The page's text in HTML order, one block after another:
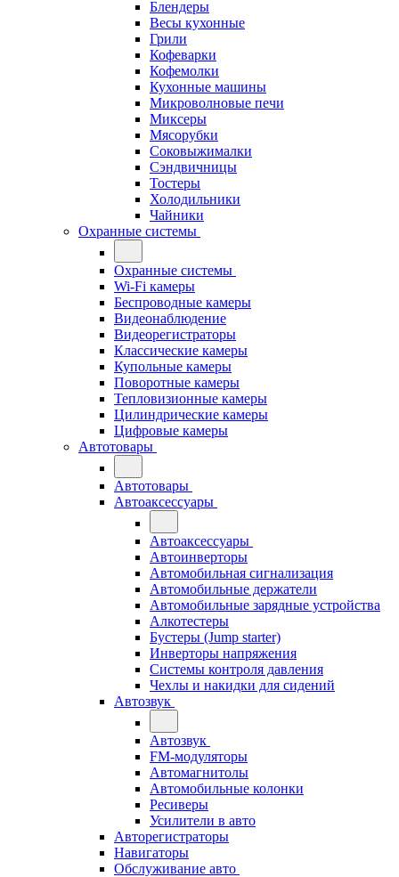
Блендеры
Весы кухонные
Грили
Кофеварки
Кофемолки
Кухонные машины
Микроволновые печи
Миксеры
Мясорубки
Соковыжималки
Сэндвичницы
Тостеры
Холодильники
Чайники
Охранные системы
Охранные системы
Wi-Fi камеры
Беспроводные камеры
Видеонаблюдение
Видеорегистраторы
Классические камеры
Купольные камеры
Поворотные камеры
Тепловизионные камеры
Цилиндрические камеры
Цифровые камеры
Автотовары
Автотовары
Автоаксессуары
Автоаксессуары
Автоинверторы
Автомобильная сигнализация
Автомобильные держатели
Автомобильные зарядные устройства
Алкотестеры
Бустеры (Jump starter)
Инверторы напряжения
Системы контроля давления
Чехлы и накидки для сидений
Автозвук
Автозвук
FM-модуляторы
Автомагнитолы
Автомобильные колонки
Ресиверы
Усилители в авто
Авторегистраторы
Навигаторы
Обслуживание авто